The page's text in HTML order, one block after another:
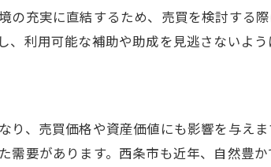
に優しいアウトドア施設の魅力
産売買で重視される環境保全の取組み
の充実に直結するため、売買を検討する
利用可能な補助や助成を見逃さないよう
、売買価格や資産価値にも影響を与え
要があります。西条市も近年、自然豊